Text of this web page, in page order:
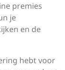
premies
je
en de
hebt voor